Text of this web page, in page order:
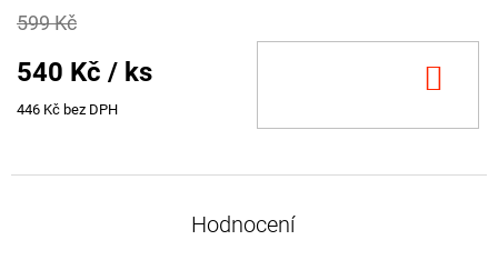
599 Kč
540 Kč / ks
446 Kč bez DPH
Hodnocení